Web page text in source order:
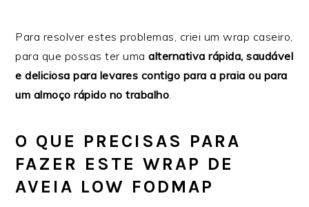
Para resolver estes problemas, criei um wrap caseiro,
para que possas ter umaalternativa rápida, saudável
e deliciosa para levares contigo para a praia ou para
um almoço rápido no trabalho.
O QUE PRECISAS PARA
FAZER ESTE WRAP DE
AVEIA LOW FODMAP